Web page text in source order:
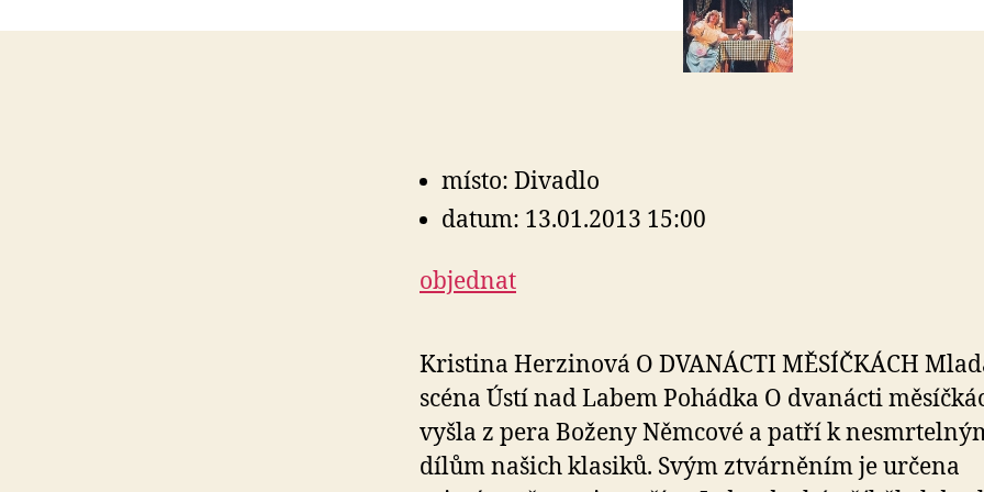
místo: Divadlo
datum: 13.01.2013 15:00
objednat
Kristina Herzinová O DVANÁCTI MĚSÍČKÁCH
scéna Ústí nad Labem Pohádka O dvanácti
vyšla z pera Boženy Němcové a patří k
dílům našich klasiků. Svým ztvárněním je určena